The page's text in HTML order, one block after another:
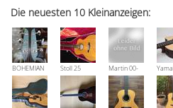
Die neuesten 10 Kleinanzeigen:
BOHEMIAN
Rozawood
Bestzustand
Stoll 25
anniversary
Martin 00-
18V, Bj 2016
NCX